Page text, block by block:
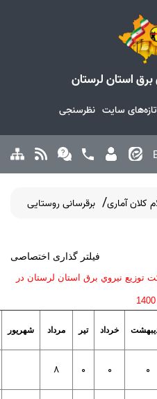
تازه‌های سایت نظرسنجی
استان لرستان
کلان آماری برقرسانی روستایی
فیلتر گذاری اختصاصی
توزيع نيروي برق استان لرستان در
خرداد تیر مرداد شهریور
0
0
0
8